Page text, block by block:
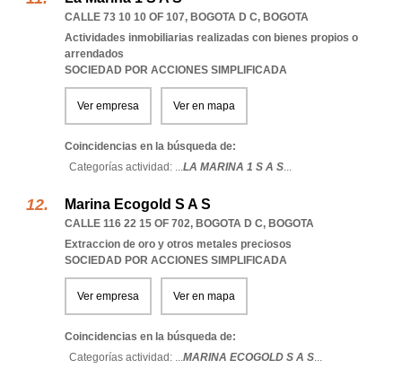
CALLE 73 10 10 OF 107, BOGOTA D C, BOGOTA
Actividades inmobiliarias realizadas con bienes propios o
arrendados
SOCIEDAD POR ACCIONES SIMPLIFICADA
Ver empresa Ver en mapa
Coincidencias en la búsqueda de:
Categorías actividad: ...LA MARINA 1 S A S...
Marina Ecogold S A S
CALLE 116 22 15 OF 702, BOGOTA D C, BOGOTA
Extraccion de oro y otros metales preciosos
SOCIEDAD POR ACCIONES SIMPLIFICADA
Ver empresa Ver en mapa
Coincidencias en la búsqueda de:
Categorías actividad: ...MARINA ECOGOLD S A S...